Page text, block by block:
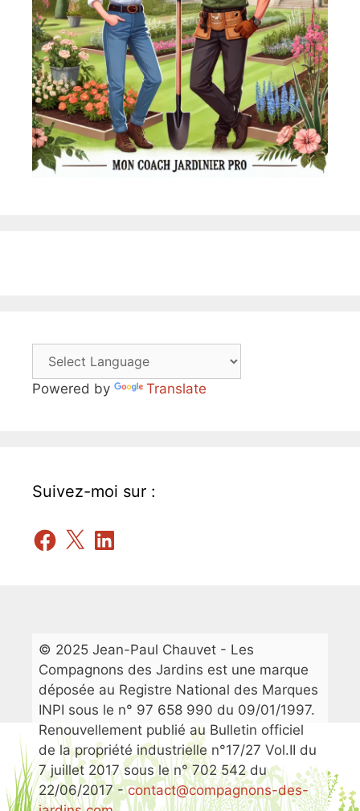
Powered by Translate
Suivez-moi sur :
Facebook
X LinkedIn
© 2025 Jean-Paul Chauvet - Les
Compagnons des Jardins est une marque
déposée au Registre National des Marques
INPI sous le n° 97 658 990 du 09/01/1997.
Renouvellement publié au Bulletin officiel
de la propriété industrielle n°17/27 Vol.II du
7 juillet 2017 sous le n° 702 542 du
22/06/2017 -contact@compagnons-des-